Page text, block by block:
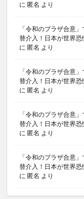
に 匿名 より
「令和のプラザ合意
替介入！日本が世界
に 匿名 より
「令和のプラザ合意
替介入！日本が世界
に 匿名 より
「令和のプラザ合意
替介入！日本が世界
に 匿名 より
「令和のプラザ合意
替介入！日本が世界
に 匿名 より